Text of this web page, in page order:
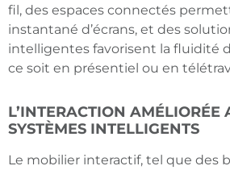
fil, des espaces connectés
instantané d’écrans, et des
intelligentes favorisent la fluidité
ce soit en présentiel ou en
L’INTERACTION AMÉLIORÉE
SYSTÈMES INTELLIGENTS
Le mobilier interactif, tel que des